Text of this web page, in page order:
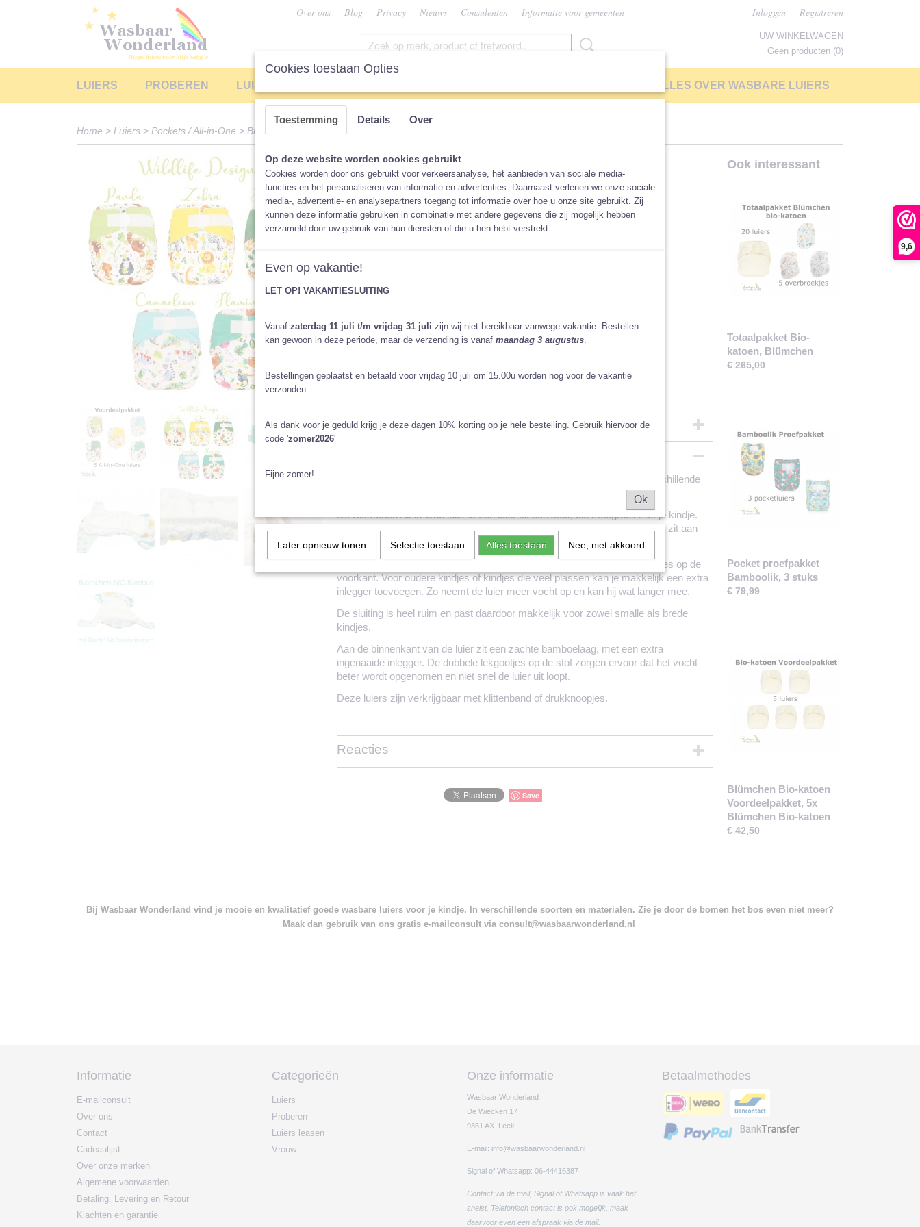
9,6
Over ons Blog Privacy Nieuws Consulenten Informatie voor gemeenten Inloggen Registreren
UW WINKELWAGEN
Geen producten (0)
ALLES OVER WASBARE LUIERS
LUIERS PROBEREN LUIERS LEASEN
Home > Luiers > Pockets / All-in-One > Blümchen All-in-One
All-in-One Voordeelpakket: 5x
Blümchen All-in-One
€ 69,95 (inclusief btw 21%)
Sluiting
Uitvoering niet leverbaar
Verstuur
Specificaties
Bamboe met een microvezel kern
Overbroekje nodig?
Nee
Ontworpen in
Oostenrijk
Geproduceerd in
China
Dit pakket bestaat uit 5 Blümchen All-in-One luiers met allemaal een verschillende
De Blümchen All-in-One luier is een luier uit één stuk, die meegroeit met je kindje.
Zoek je een luier die je makkelijk om doet, dan is dit een mooie optie. Alles zit aan
elkaar, dus je hebt geen losse onderdelen.
De luier past van 4 tot 16 kilo en je kan hem verstellen met de drukknoopjes op de
voorkant. Voor oudere kindjes of kindjes die veel plassen kan je makkelijk een extra
inlegger toevoegen. Zo neemt de luier meer vocht op en kan hij wat langer mee.
De sluiting is heel ruim en past daardoor makkelijk voor zowel smalle als brede
kindjes.
Aan de binnenkant van de luier zit een zachte bamboelaag, met een extra
ingenaaide inlegger. De dubbele lekgootjes op de stof zorgen ervoor dat het vocht
beter wordt opgenomen en niet snel de luier uit loopt.
Deze luiers zijn verkrijgbaar met klittenband of drukknoopjes.
Reacties
Save
Ook interessant
Totaalpakket Bio-
katoen, Blümchen
€ 265,00
Pocket proefpakket
Bamboolik, 3 stuks
€ 79,99
Blümchen Bio-katoen
Voordeelpakket, 5x
Blümchen Bio-katoen
€ 42,50
Bij Wasbaar Wonderland vind je mooie en kwalitatief goede wasbare luiers voor je kindje. In verschillende soorten en materialen. Zie je door de bomen het bos even niet meer?
Maak dan gebruik van ons gratis e-mailconsult via consult@wasbaarwonderland.nl
Informatie
E-mailconsult
Over ons
Contact
Cadeaulijst
Over onze merken
Algemene voorwaarden
Betaling, Levering en Retour
Klachten en garantie
Categorieën
Luiers
Proberen
Luiers leasen
Vrouw
Onze informatie
Wasbaar Wonderland
De Wiecken 17
9351 AX Leek
E-mail: info@wasbaarwonderland.nl
Signal of Whatsapp: 06-44416387
Contact via de mail, Signal of Whatsapp is vaak het
snelst. Telefonisch contact is ook mogelijk, maak
daarvoor even een afspraak via de mail.
Betaalmethodes
Cookies toestaan Opties
Toestemming Details Over
Op deze website worden cookies gebruikt
Cookies worden door ons gebruikt voor verkeersanalyse, het aanbieden van sociale media-
functies en het personaliseren van informatie en advertenties. Daarnaast verlenen we onze sociale
media-, advertentie- en analysepartners toegang tot informatie over hoe u onze site gebruikt. Zij
kunnen deze informatie gebruiken in combinatie met andere gegevens die zij mogelijk hebben
verzameld door uw gebruik van hun diensten of die u hen hebt verstrekt.
Even op vakantie!
LET OP! VAKANTIESLUITING
Vanaf zaterdag 11 juli t/m vrijdag 31 juli zijn wij niet bereikbaar vanwege vakantie. Bestellen
kan gewoon in deze periode, maar de verzending is vanaf maandag 3 augustus.
Bestellingen geplaatst en betaald voor vrijdag 10 juli om 15.00u worden nog voor de vakantie
verzonden.
Als dank voor je geduld krijg je deze dagen 10% korting op je hele bestelling. Gebruik hiervoor de
code 'zomer2026'
Fijne zomer!
Ok
Later opnieuw tonen Selectie toestaan Alles toestaan Nee, niet akkoord